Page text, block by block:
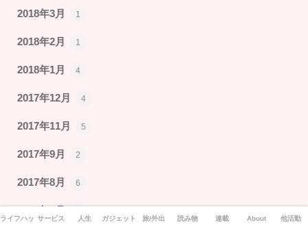
2018年3月 1
2018年2月 1
2018年1月 4
2017年12月 4
2017年11月 5
2017年9月 2
2017年8月 6
ライフハックサービス 人生 ガジェット 旅/外出 読み物 連載 About 他活動